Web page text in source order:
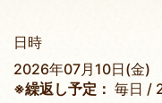
日時
2026年07月10日(金)
※繰返し予定： 毎日 /